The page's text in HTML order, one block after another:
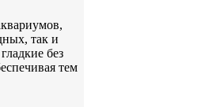
так и
без
тем